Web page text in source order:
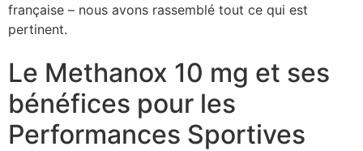
française – nous avons rassemblé tout ce qui est
pertinent.
Le Methanox 10 mg et ses
bénéfices pour les
Performances Sportives